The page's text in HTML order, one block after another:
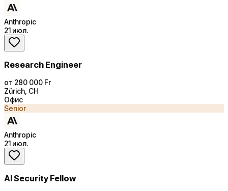
Anthropic
21 июл.
Research Engineer
от 280 000 Fr
Zürich, CH
Офис
Senior
Anthropic
21 июл.
AI Security Fellow